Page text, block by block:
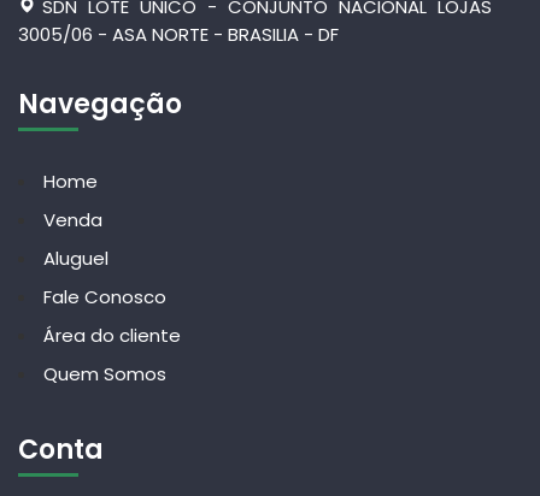
SDN LOTE UNICO - CONJUNTO NACIONAL LOJAS
3005/06 - ASA NORTE - BRASILIA - DF
Navegação
Home
Venda
Aluguel
Fale Conosco
Área do cliente
Quem Somos
Conta